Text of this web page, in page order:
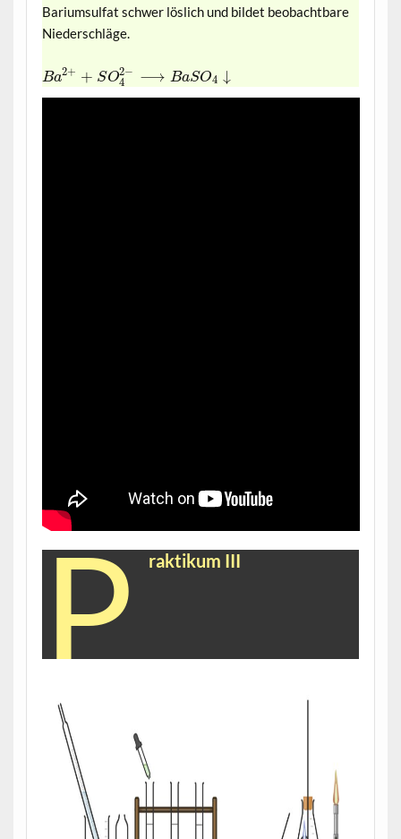
Bariumsulfat schwer löslich und bildet beobachtbare
Niederschläge.
Ba2+ + SO2−
4
⟶ BaSO4 ↓
P raktikum III